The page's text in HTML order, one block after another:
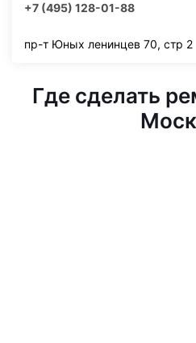
+7 (495) 128-01-88
пр-т Юных ленинцев 70, стр 2
Где сделать